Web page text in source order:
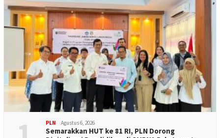
PLN Agustus 6, 2026
Semarakkan HUT ke 81 RI, PLN Dorong